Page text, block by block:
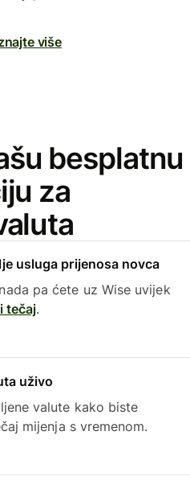
više
besplatnu
za
usluga prijenosa novca
pa ćete uz Wise uvijek
tečaj.
uživo
valute kako biste
mijenja s vremenom.